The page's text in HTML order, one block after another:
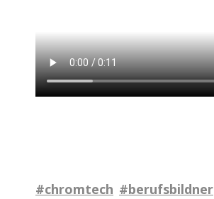
#chromtech #berufsbildner